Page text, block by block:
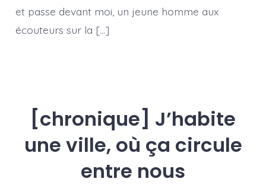
et passe devant moi, un jeune homme aux
écouteurs sur la […]
[chronique] J’habite
une ville, où ça circule
entre nous